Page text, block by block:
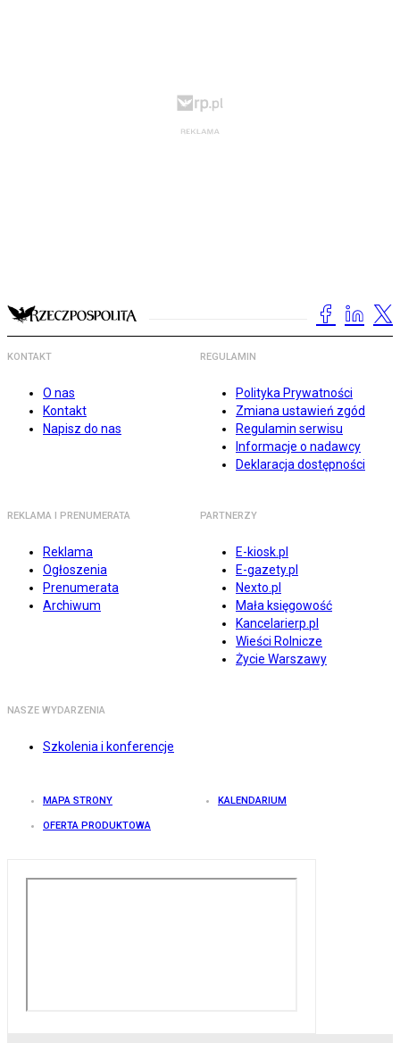
KONTAKT
O nas
Kontakt
Napisz do nas
REGULAMIN
Polityka Prywatności
Zmiana ustawień zgód
Regulamin serwisu
Informacje o nadawcy
Deklaracja dostępności
REKLAMA I PRENUMERATA
Reklama
Ogłoszenia
Prenumerata
Archiwum
PARTNERZY
E-kiosk.pl
E-gazety.pl
Nexto.pl
Mała księgowość
Kancelarierp.pl
Wieści Rolnicze
Życie Warszawy
NASZE WYDARZENIA
Szkolenia i konferencje
MAPA STRONY KALENDARIUM
OFERTA PRODUKTOWA